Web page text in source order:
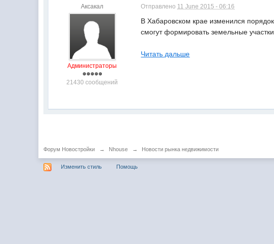
Аксакал
Администраторы
21430 сообщений
Отправлено 11 June 2015 - 06:16
В Хабаровском крае изменился
смогут формировать земельные
Читать дальше
Форум Новостройки → Nhouse → Новости рынка недвижимости
Изменить стиль Помощь